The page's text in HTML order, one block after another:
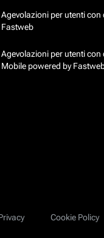
Agevolazioni per utenti con
Fastweb
Agevolazioni per utenti con
Mobile powered by
Cookie Policy